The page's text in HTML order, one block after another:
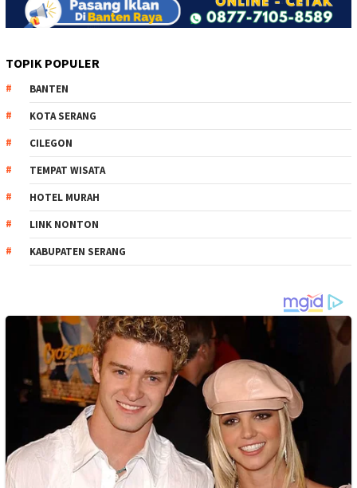
TOPIK POPULER
BANTEN
KOTA SERANG
CILEGON
TEMPAT WISATA
HOTEL MURAH
LINK NONTON
KABUPATEN SERANG